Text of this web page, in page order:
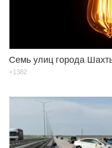
Семь улиц города
+1382